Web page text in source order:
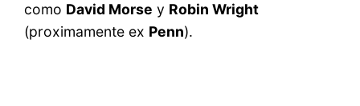
como David Morse y Robin Wright
(proximamente ex Penn).